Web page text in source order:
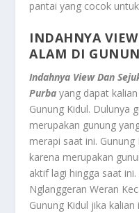
pantai yang cocok
INDAHNYA
ALAM DI
Indahnya View Dan
Purbayang dapat
Gunung Kidul. Dulunya
merupakan gunung
merapi saat ini.
karena merupakan
aktif lagi hingga saat
Nglanggeran Weran
Gunung Kidul jika